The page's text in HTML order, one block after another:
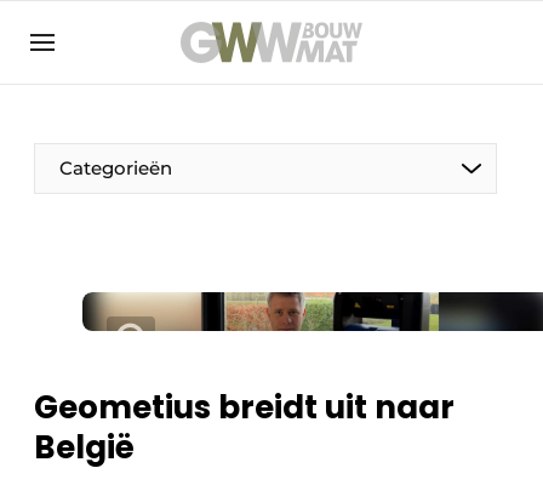
NL EN
Categorieën
De Pen
Geometius breidt uit naar
België